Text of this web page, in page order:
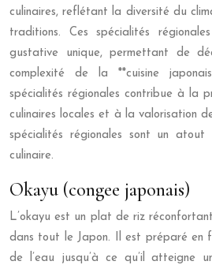
culinaires, reflétant la diversité du
traditions. Ces spécialités
gustative unique, permettant de
complexité de la **cuisine
spécialités régionales contribue à la
culinaires locales et à la valorisation
spécialités régionales sont un atout
culinaire.
Okayu (congee japonais)
L’okayu est un plat de riz
dans tout le Japon. Il est préparé en
de l’eau jusqu’à ce qu’il atteigne